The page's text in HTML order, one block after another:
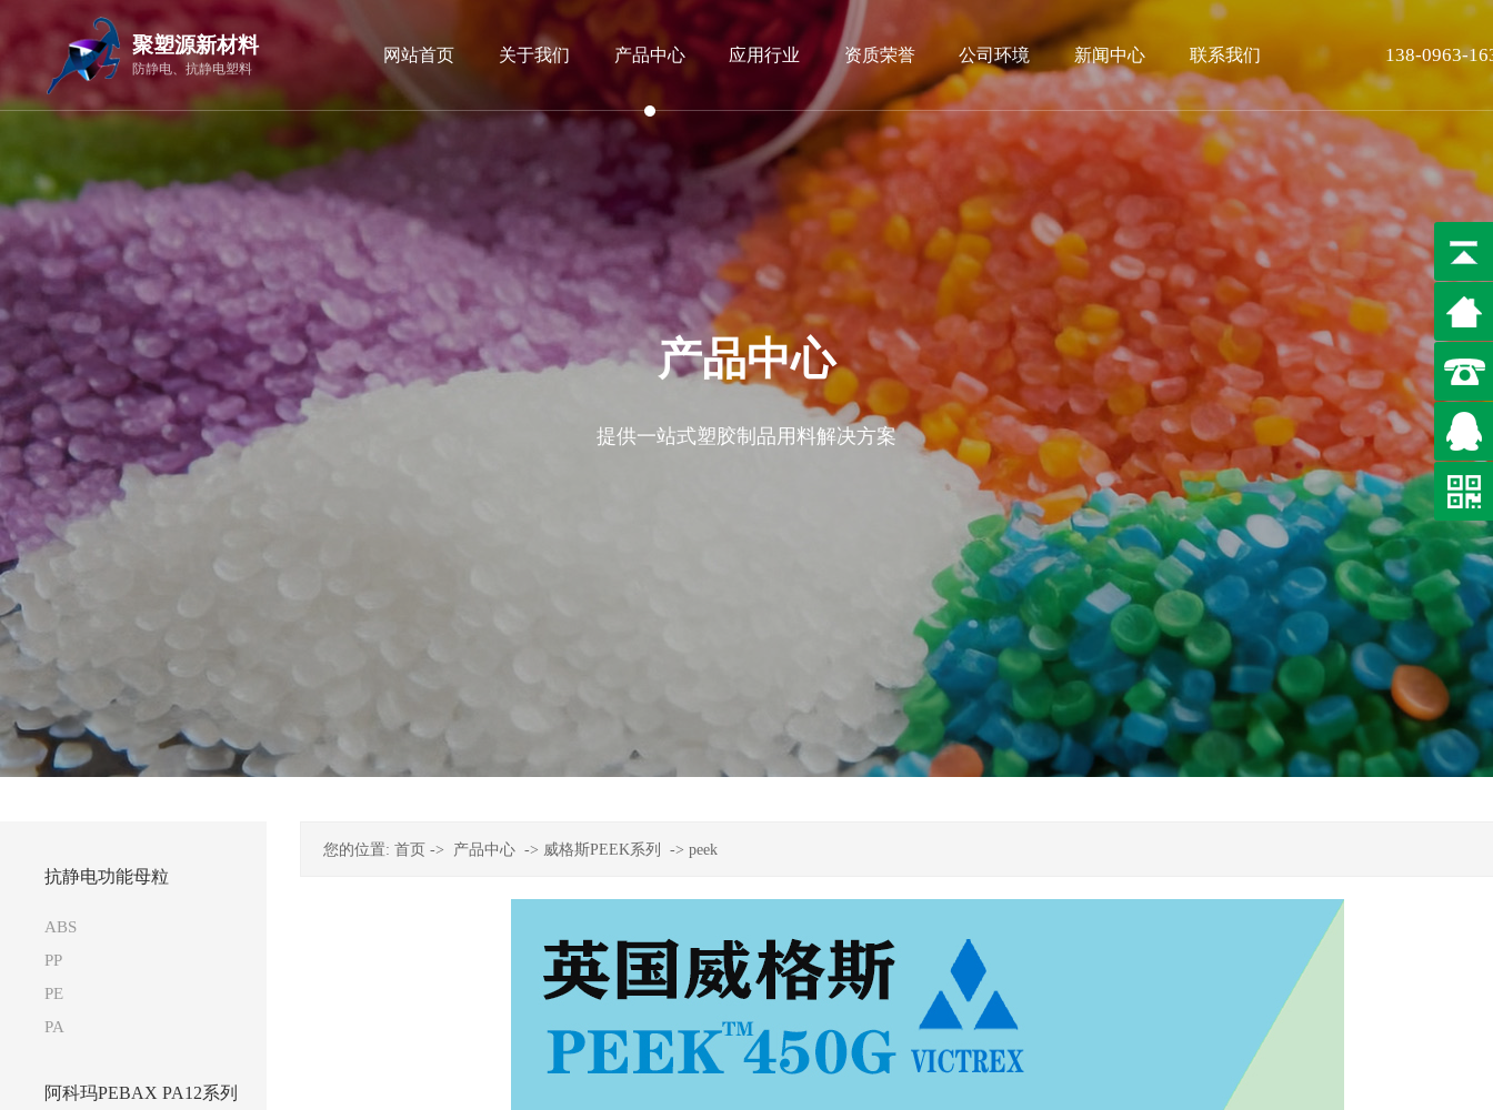
聚塑源新材料
防静电、抗静电塑料
网站首页 关于我们 产品中心 应用行业 资质荣誉 公司环境 新闻中心 联系我们 138-0963-
产品中心
提供一站式塑胶制品用料解决方案
抗静电功能母粒
ABS
PP
PE
PA
阿科玛PEBAX PA12系列
您的位置: 首页 -> 产品中心 -> 威格斯PEEK系列 -> peek